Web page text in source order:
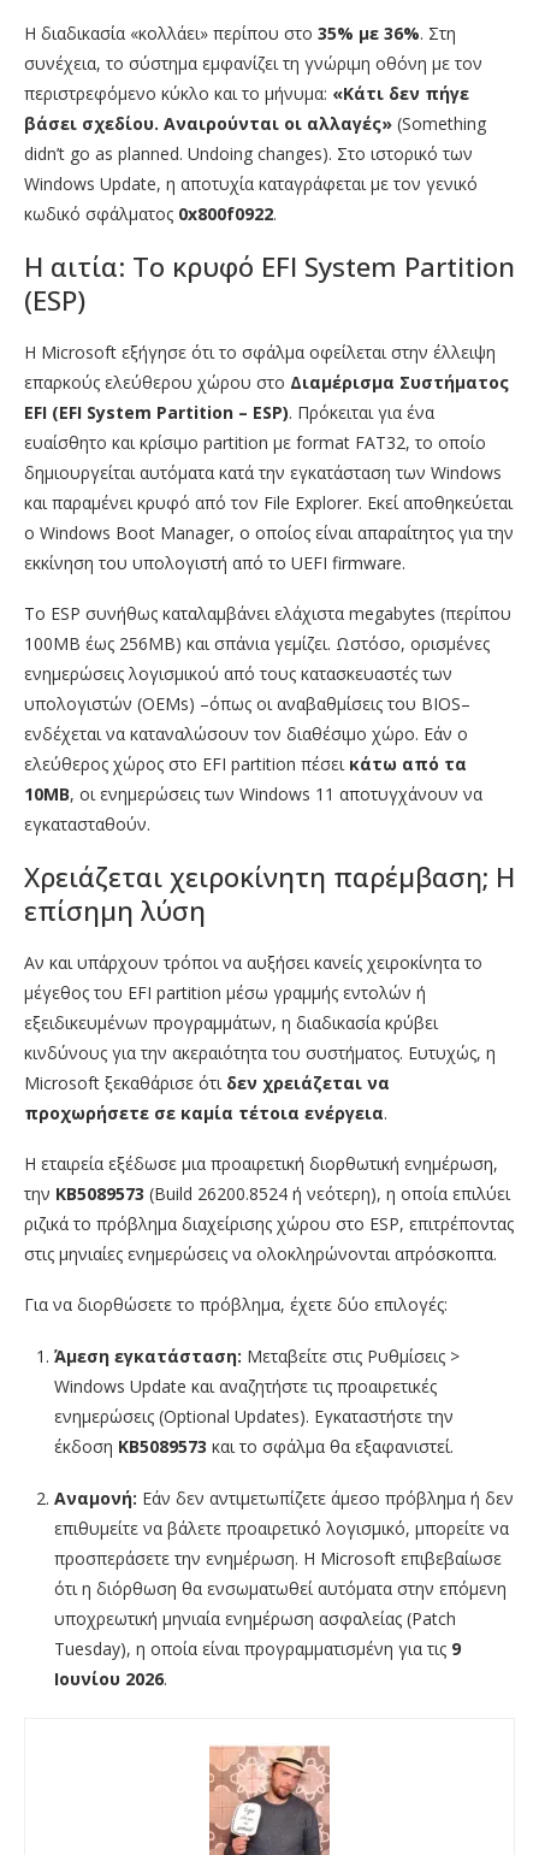
Η διαδικασία «κολλάει» περίπου στο 35% με 36%. Στη
συνέχεια, το σύστημα εμφανίζει τη γνώριμη οθόνη με τον
περιστρεφόμενο κύκλο και το μήνυμα: «Κάτι δεν πήγε
βάσει σχεδίου. Αναιρούνται οι αλλαγές» (Something
didn’t go as planned. Undoing changes). Στο ιστορικό των
Windows Update, η αποτυχία καταγράφεται με τον γενικό
κωδικό σφάλματος 0x800f0922.
Η αιτία: Το κρυφό EFI System Partition
(ESP)
Η Microsoft εξήγησε ότι το σφάλμα οφείλεται στην έλλειψη
επαρκούς ελεύθερου χώρου στο Διαμέρισμα Συστήματος
EFI (EFI System Partition – ESP). Πρόκειται για ένα
ευαίσθητο και κρίσιμο partition με format FAT32, το οποίο
δημιουργείται αυτόματα κατά την εγκατάσταση των Windows
και παραμένει κρυφό από τον File Explorer. Εκεί αποθηκεύεται
ο Windows Boot Manager, ο οποίος είναι απαραίτητος για την
εκκίνηση του υπολογιστή από το UEFI firmware.
Το ESP συνήθως καταλαμβάνει ελάχιστα megabytes (περίπου
100MB έως 256MB) και σπάνια γεμίζει. Ωστόσο, ορισμένες
ενημερώσεις λογισμικού από τους κατασκευαστές των
υπολογιστών (OEMs) –όπως οι αναβαθμίσεις του BIOS–
ενδέχεται να καταναλώσουν τον διαθέσιμο χώρο. Εάν ο
ελεύθερος χώρος στο EFI partition πέσει κάτω από τα
10MB, οι ενημερώσεις των Windows 11 αποτυγχάνουν να
εγκατασταθούν.
Χρειάζεται χειροκίνητη παρέμβαση; Η
επίσημη λύση
Αν και υπάρχουν τρόποι να αυξήσει κανείς χειροκίνητα το
μέγεθος του EFI partition μέσω γραμμής εντολών ή
εξειδικευμένων προγραμμάτων, η διαδικασία κρύβει
κινδύνους για την ακεραιότητα του συστήματος. Ευτυχώς, η
Microsoft ξεκαθάρισε ότι δεν χρειάζεται να
προχωρήσετε σε καμία τέτοια ενέργεια.
Η εταιρεία εξέδωσε μια προαιρετική διορθωτική ενημέρωση,
την KB5089573 (Build 26200.8524 ή νεότερη), η οποία επιλύει
ριζικά το πρόβλημα διαχείρισης χώρου στο ESP, επιτρέποντας
στις μηνιαίες ενημερώσεις να ολοκληρώνονται απρόσκοπτα.
Για να διορθώσετε το πρόβλημα, έχετε δύο επιλογές:
Άμεση εγκατάσταση: Μεταβείτε στις Ρυθμίσεις >
Windows Update και αναζητήστε τις προαιρετικές
ενημερώσεις (Optional Updates). Εγκαταστήστε την
έκδοση KB5089573 και το σφάλμα θα εξαφανιστεί.
Αναμονή: Εάν δεν αντιμετωπίζετε άμεσο πρόβλημα ή δεν
επιθυμείτε να βάλετε προαιρετικό λογισμικό, μπορείτε να
προσπεράσετε την ενημέρωση. Η Microsoft επιβεβαίωσε
ότι η διόρθωση θα ενσωματωθεί αυτόματα στην επόμενη
υποχρεωτική μηνιαία ενημέρωση ασφαλείας (Patch
Tuesday), η οποία είναι προγραμματισμένη για τις 9
Ιουνίου 2026.